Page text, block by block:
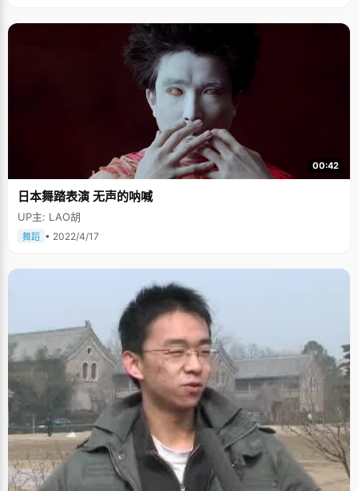
00:42
日本舞踏表演 无声的呐喊
UP主: LAO胡
舞蹈 • 2022/4/17